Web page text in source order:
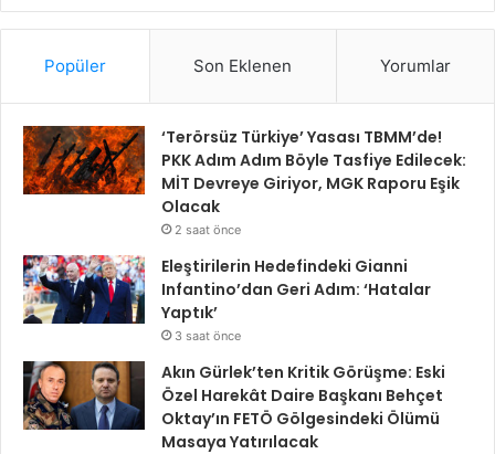
Popüler Son Eklenen Yorumlar
‘Terörsüz Türkiye’ Yasası TBMM’de!
PKK Adım Adım Böyle Tasfiye Edilecek:
MİT Devreye Giriyor, MGK Raporu Eşik
Olacak
2 saat önce
Eleştirilerin Hedefindeki Gianni
Infantino’dan Geri Adım: ‘Hatalar
Yaptık’
3 saat önce
Akın Gürlek’ten Kritik Görüşme: Eski
Özel Harekât Daire Başkanı Behçet
Oktay’ın FETÖ Gölgesindeki Ölümü
Masaya Yatırılacak